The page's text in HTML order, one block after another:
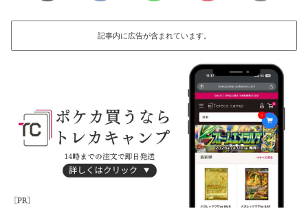
記事内に広告が含まれています。